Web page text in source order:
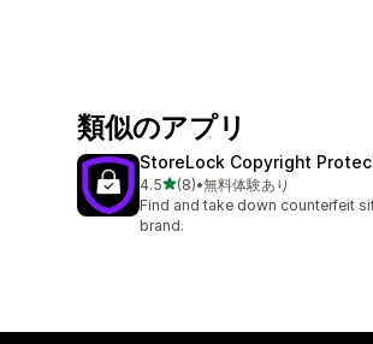
類似のアプリ
StoreLock Copyright
4.55つ星中
(8)
合計レビュー数：8件
•無料体験あり
Find and take down counterfeit
brand.